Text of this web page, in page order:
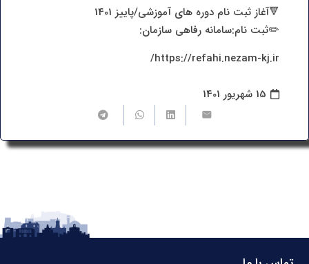
🔻آغاز ثبت نام دوره های آموزشی/پاییز 1401
✏️ثبت نام:سامانه رفاهی سازمان:
https://refahi.nezam-kj.ir/
15 شهریور 1401